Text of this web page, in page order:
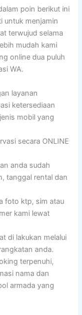
poin berikut ini
untuk menjamin
terwujud selama
mudah kami
online dua puluh
WA.
layanan
ketersediaan
mobil yang
secara ONLINE
anda sudah
tanggal rental dan
foto ktp, sim atau
kami lewat
di lakukan melalui
anda.
terpenuhi,
nama dan
armada yang